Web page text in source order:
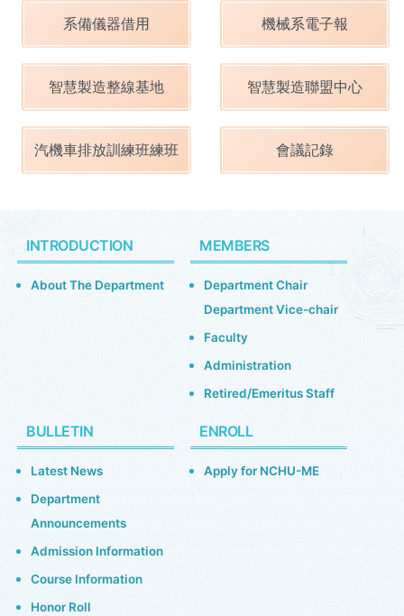
系備儀器借用 機械系電子報
智慧製造整線基地 智慧製造聯盟中心
汽機車排放訓練班練班 會議記錄
INTRODUCTION
About The Department
MEMBERS
Department Chair
Department Vice-chair
Faculty
Administration
Retired/Emeritus Staff
BULLETIN
Latest News
Department
Announcements
Admission Information
Course Information
Honor Roll
ENROLL
Apply for NCHU-ME